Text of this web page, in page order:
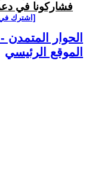
فشاركونا في
[اشترك في
الحوار المتمدن
الموقع الرئيسي